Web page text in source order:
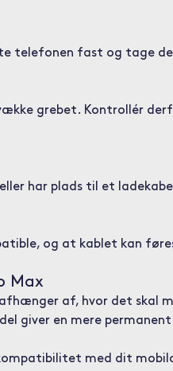
fast og tage
grebet. Kontrollér
har plads til et
og at kablet kan
Max
af, hvor det skal
giver en mere permanent
med dit